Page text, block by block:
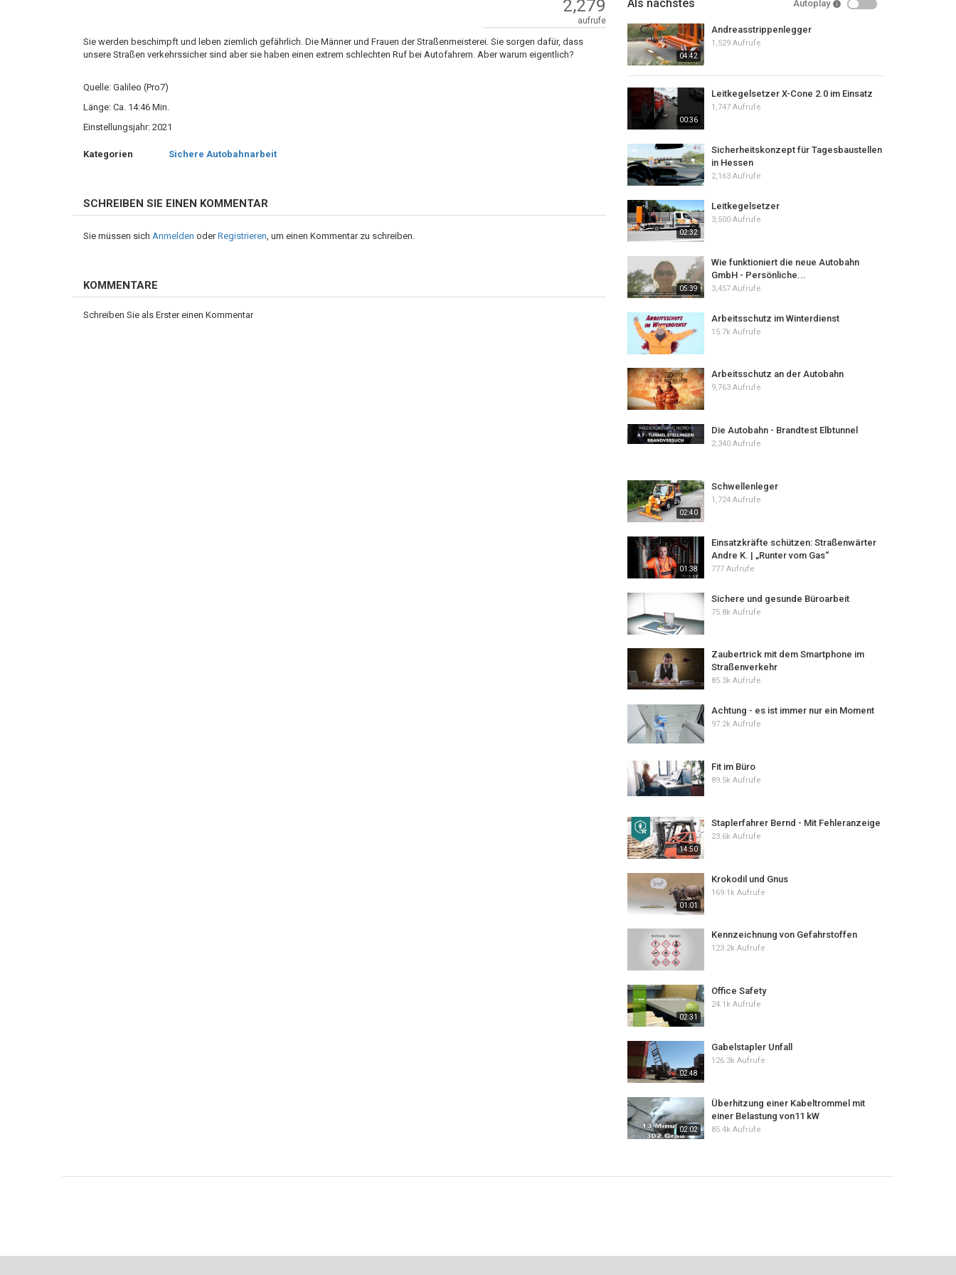
2,279
aufrufe
Sie werden beschimpft und leben ziemlich gefährlich. Die Männer und Frauen der Straßenmeisterei. Sie sorgen dafür, dass
unsere Straßen verkehrssicher sind aber sie haben einen extrem schlechten Ruf bei Autofahrern. Aber warum eigentlich?
Quelle: Galileo (Pro7)
Länge: Ca. 14:46 Min.
Einstellungsjahr: 2021
Kategorien Sichere Autobahnarbeit
SCHREIBEN SIE EINEN KOMMENTAR
Sie müssen sich Anmelden oderRegistrieren, um einen Kommentar zu schreiben.
KOMMENTARE
Schreiben Sie als Erster einen Kommentar
Als nächstes Autoplay
04:42
Andreasstrippenlegger
1,529 Aufrufe
00:36
Leitkegelsetzer X-Cone 2.0 im Einsatz
1,747 Aufrufe
Sicherheitskonzept für Tagesbaustellen
in Hessen
2,163 Aufrufe
02:32
Leitkegelsetzer
3,500 Aufrufe
05:39
Wie funktioniert die neue Autobahn
GmbH - Persönliche...
3,457 Aufrufe
Arbeitsschutz im Winterdienst
15.7k Aufrufe
Arbeitsschutz an der Autobahn
9,763 Aufrufe
Die Autobahn - Brandtest Elbtunnel
2,340 Aufrufe
02:40
Schwellenleger
1,724 Aufrufe
01:38
Einsatzkräfte schützen: Straßenwärter
Andre K. | „Runter vom Gas“
777 Aufrufe
Sichere und gesunde Büroarbeit
75.8k Aufrufe
Zaubertrick mit dem Smartphone im
Straßenverkehr
85.3k Aufrufe
Achtung - es ist immer nur ein Moment
97.2k Aufrufe
Fit im Büro
89.5k Aufrufe
14:50
Staplerfahrer Bernd - Mit Fehleranzeige
23.6k Aufrufe
01:01
Krokodil und Gnus
169.1k Aufrufe
Kennzeichnung von Gefahrstoffen
123.2k Aufrufe
02:31
Office Safety
24.1k Aufrufe
02:48
Gabelstapler Unfall
126.3k Aufrufe
02:02
Überhitzung einer Kabeltrommel mit
einer Belastung von11 kW
85.4k Aufrufe